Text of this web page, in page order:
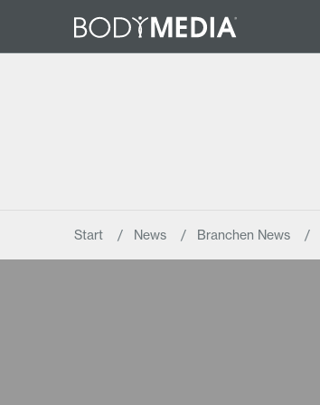
Start News Branchen News